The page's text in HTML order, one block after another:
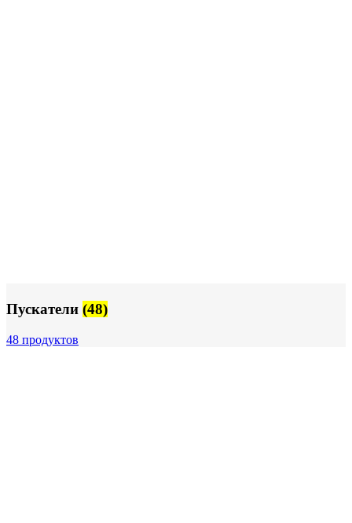
Пускатели (48)
48 продуктов